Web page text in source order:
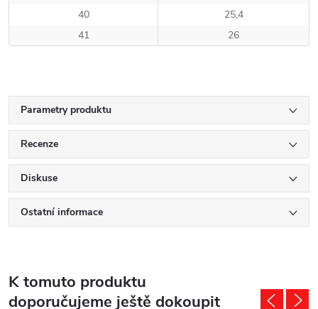
40
25,4
41
26
Parametry produktu
Recenze
Diskuse
Ostatní informace
K tomuto produktu
doporučujeme ještě dokoupit